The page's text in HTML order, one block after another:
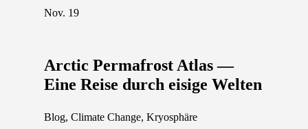
Nov. 19
Arctic Permafrost Atlas —
Eine Reise durch eisige Welten
Blog, Climate Change, Kryosphäre